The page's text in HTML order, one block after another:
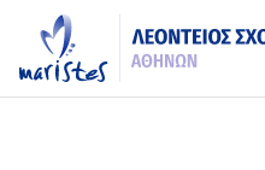
main
content